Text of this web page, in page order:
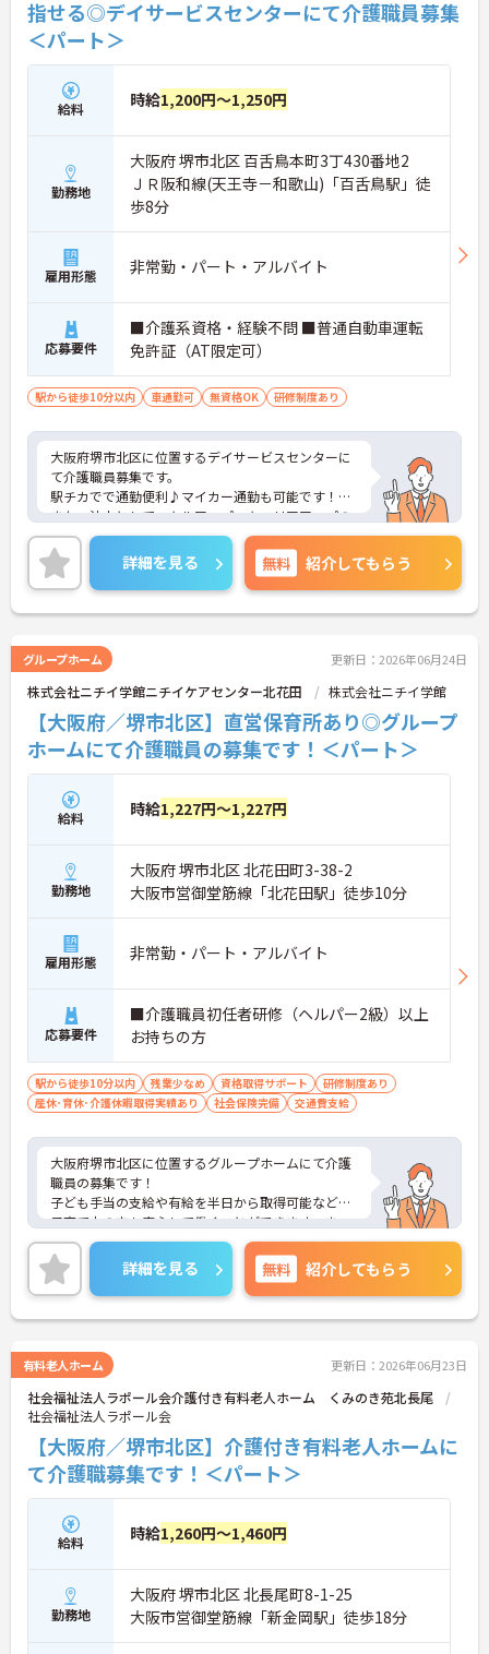
指せる◎デイサービスセンターにて介護職員募集
＜パート＞
給料 時給1,200円～1,250円
勤務地
大阪府 堺市北区 百舌鳥本町3丁430番地2
ＪＲ阪和線(天王寺－和歌山)「百舌鳥駅」徒
歩8分
雇用形態 非常勤・パート・アルバイト
応募要件
■介護系資格・経験不問 ■普通自動車運転
免許証（AT限定可）
駅から徒歩10分以内 車通勤可 無資格OK 研修制度あり
大阪府堺市北区に位置するデイサービスセンターに
て介護職員募集です。
駅チカでで通勤便利♪マイカー通勤も可能です！
また、法人としてスキルアップ・キャリアアップの
制度が整っており、向上心を持って働くことができ
ます！
ご興味ある方には、面接対策ポイントなど、さらに
詳細をお話しいたしますのでお気軽にご相談くださ
い！
詳細を見る 無料 紹介してもらう
グループホーム 更新日：2026年06月24日
株式会社ニチイ学館ニチイケアセンター北花田 株式会社ニチイ学館
【大阪府／堺市北区】直営保育所あり◎グループ
ホームにて介護職員の募集です！＜パート＞
給料 時給1,227円～1,227円
勤務地
大阪府 堺市北区 北花田町3-38-2
大阪市営御堂筋線「北花田駅」徒歩10分
雇用形態 非常勤・パート・アルバイト
応募要件
■介護職員初任者研修（ヘルパー2級）以上
お持ちの方
駅から徒歩10分以内 残業少なめ 資格取得サポート
研修制度あり
産休･育休･介護休暇取得実績あり
社会保険完備 交通費支給
大阪府堺市北区に位置するグループホームにて介護
職員の募集です！
子ども手当の支給や有給を半日から取得可能など、
子育て中の方も安心して働くことができます。ま
た、正社員登用制度もあり長くご活躍していただけ
ます。
ご興味のある方には、面接対策ポイントなど、さら
に詳細をご案内しますのでお気軽にご相談くださ
い！
詳細を見る 無料 紹介してもらう
有料老人ホーム 更新日：2026年06月23日
社会福祉法人ラポール会介護付き有料老人ホーム くみのき苑北長尾
社会福祉法人ラポール会
【大阪府／堺市北区】介護付き有料老人ホームに
て介護職募集です！＜パート＞
給料 時給1,260円～1,460円
勤務地
大阪府 堺市北区 北長尾町8-1-25
大阪市営御堂筋線「新金岡駅」徒歩18分